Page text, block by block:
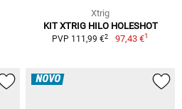
Xtrig
KIT XTRIG HILO HOLESHOT
PVP 111,99 €2 97,43 €1
NOVO